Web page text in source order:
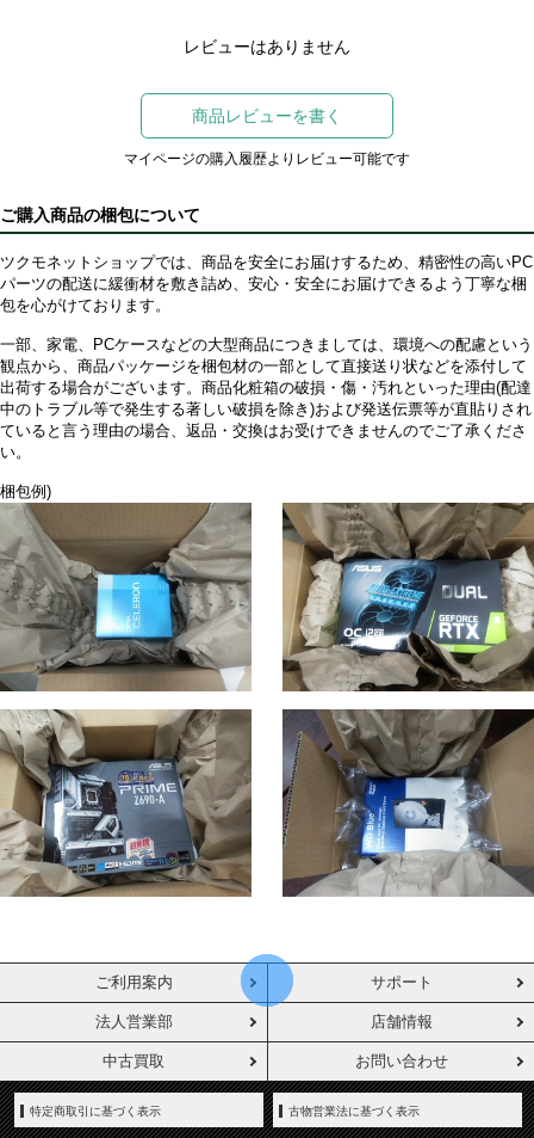
レビューはありません
商品レビューを書く
マイページの購入履歴よりレビュー可能です
ご購入商品の梱包について
ツクモネットショップでは、商品を安全にお届けするため、精密性の高いPC
パーツの配送に緩衝材を敷き詰め、安心・安全にお届けできるよう丁寧な梱
包を心がけております。
一部、家電、PCケースなどの大型商品につきましては、環境への配慮という
観点から、商品パッケージを梱包材の一部として直接送り状などを添付して
出荷する場合がございます。商品化粧箱の破損・傷・汚れといった理由(配達
中のトラブル等で発生する著しい破損を除き)および発送伝票等が直貼りされ
ていると言う理由の場合、返品・交換はお受けできませんのでご了承くださ
い。
梱包例)
ご利用案内 サポート
法人営業部 店舗情報
中古買取 お問い合わせ
特定商取引に基づく表示 古物営業法に基づく表示